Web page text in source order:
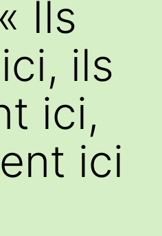
Ils
ils
ici,
ici